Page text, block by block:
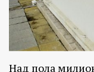
Над пола